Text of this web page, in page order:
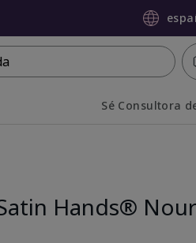
Sé Consultora
Hands®